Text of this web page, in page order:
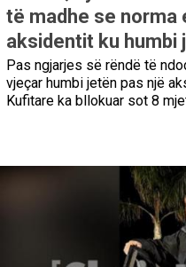
të madhe se norma
aksidentit ku humbi
Pas ngjarjes së rëndë të
vjeçar humbi jetën pas një
Kufitare ka bllokuar sot 8